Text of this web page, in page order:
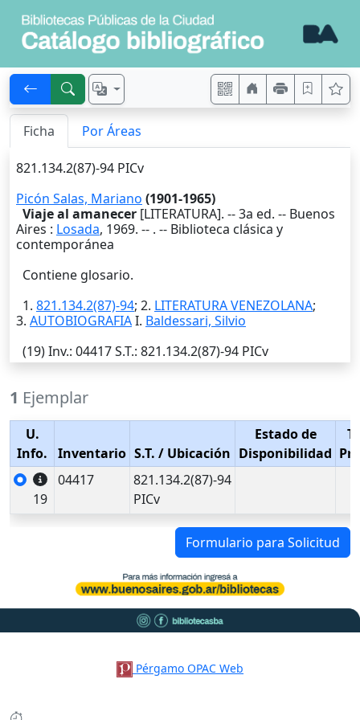
Ficha Por Áreas
821.134.2(87)-94 PICv
Picón Salas, Mariano (1901-1965)
Viaje al amanecer [LITERATURA]. -- 3a ed. -- Buenos
Aires : Losada, 1969. -- . -- Biblioteca clásica y
contemporánea
Contiene glosario.
1. 821.134.2(87)-94; 2. LITERATURA VENEZOLANA;
3. AUTOBIOGRAFIAI. Baldessari, Silvio
(19)Inv.: 04417S.T.: 821.134.2(87)-94 PICv
1 Ejemplar
U.
Info.
Inventario S.T. / Ubicación
Estado de
Disponibilidad
19
04417
821.134.2(87)-94
PICv
Formulario para Solicitud
Pérgamo OPAC Web